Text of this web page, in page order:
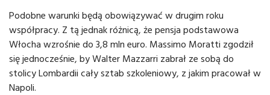
Podobne warunki będą obowiązywać w drugim roku
współpracy. Z tą jednak różnicą, że pensja podstawowa
Włocha wzrośnie do 3,8 mln euro. Massimo Moratti zgodził
się jednocześnie, by Walter Mazzarri zabrał ze sobą do
stolicy Lombardii cały sztab szkoleniowy, z jakim pracował w
Napoli.